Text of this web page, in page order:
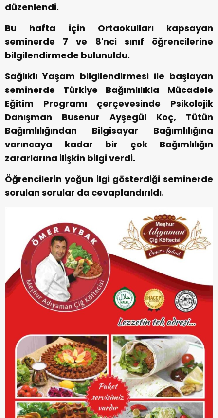
düzenlendi.
Bu hafta için Ortaokulları kapsayan
seminerde 7 ve 8'nci sınıf öğrencilerine
bilgilendirmede bulunuldu.
Sağlıklı Yaşam bilgilendirmesi ile başlayan
seminerde Türkiye Bağımlılıkla Mücadele
Eğitim Programı çerçevesinde Psikolojik
Danışman Busenur Ayşegül Koç, Tütün
Bağımlılığından Bilgisayar Bağımlılığına
varıncaya kadar bir çok Bağımlılığın
zararlarına ilişkin bilgi verdi.
Öğrencilerin yoğun ilgi gösterdiği seminerde
sorulan sorular da cevaplandırıldı.